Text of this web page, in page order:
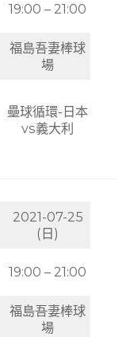
19:00 – 21:00
福島吾妻棒球
場
壘球循環-日本
vs義大利
2021-07-25
(日)
19:00 – 21:00
福島吾妻棒球
場